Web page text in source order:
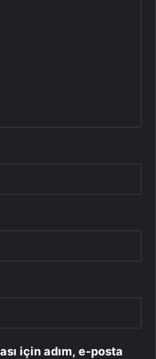
için adım, e-posta